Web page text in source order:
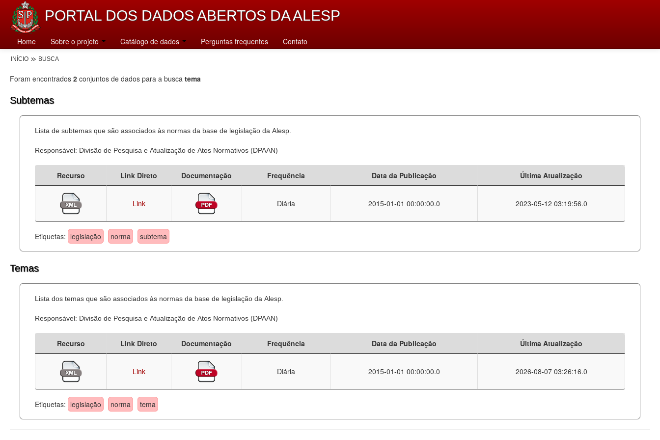
PORTAL DOS DADOS ABERTOS DA ALESP
Home Sobre o projeto Catálogo de dados Perguntas frequentes Contato
INÍCIO BUSCA
Foram encontrados 2 conjuntos de dados para a busca tema
Subtemas
Lista de subtemas que são associados às normas da base de legislação da Alesp.
Responsável: Divisão de Pesquisa e Atualização de Atos Normativos (DPAAN)
Recurso Link Direto Documentação Frequência Data da Publicação Última Atualização
Link Diária 2015-01-01 00:00:00.0 2023-05-12 03:19:56.0
Etiquetas: legislação norma subtema
Temas
Lista dos temas que são associados às normas da base de legislação da Alesp.
Responsável: Divisão de Pesquisa e Atualização de Atos Normativos (DPAAN)
Recurso Link Direto Documentação Frequência Data da Publicação Última Atualização
Link Diária 2015-01-01 00:00:00.0 2026-08-07 03:26:16.0
Etiquetas: legislação norma tema